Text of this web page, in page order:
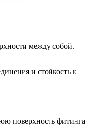
между собой.
и стойкость к
поверхность фитинга